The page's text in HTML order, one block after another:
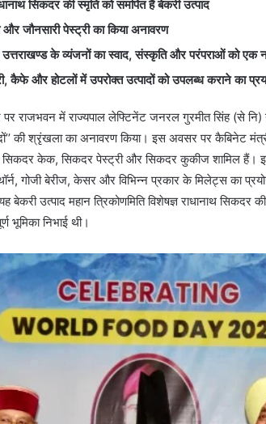
सिकदर की स्मृति को समर्पित हैं बेकरी उत्पाद
जौनसारी पेस्ट्री का किया अनावरण
के व्यंजनों का स्वाद, संस्कृति और परंपराओं को एक
, कैफे और होटलों में उपरोक्त उत्पादों को उपलब्ध कराने का
राजभवन में राज्यपाल लेफ्टिनेंट जनरल गुरमीत सिंह (से
की श्रृंखला का अनावरण किया। इस अवसर पर कैबिनेट
केक, सिकदर पेस्ट्री और सिकदर कुकीज शामिल हैं। इन
गोजी बेरीज, केसर और विभिन्न प्रकार के मिलेट्स का
उत्पाद महान त्रिकोणमिति विशेषज्ञ राधानाथ सिकदर
भूमिका निभाई थी।